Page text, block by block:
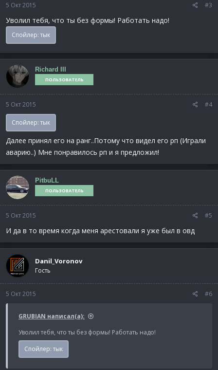
5 Окт 2015 #3
Уволил тебя, что ты без формы! Работать надо!
Спойлер: тык
Richard III
ПОЛЬЗОВАТЕЛЬ
5 Окт 2015 #4
Спойлер: тык
Далее принял его на ранг..Потому что видел его рп (Играли
аварию..) Мне понравилось рп и я предложил!
PitbuLL
ПОЛЬЗОВАТЕЛЬ
5 Окт 2015 #5
И да в то время когда меня арестовали я уже был в овд
Danil_Voronov
Гость
5 Окт 2015 #6
GRUBIAN написал(а):
Уволил тебя, что ты без формы! Работать надо!
Спойлер: тык